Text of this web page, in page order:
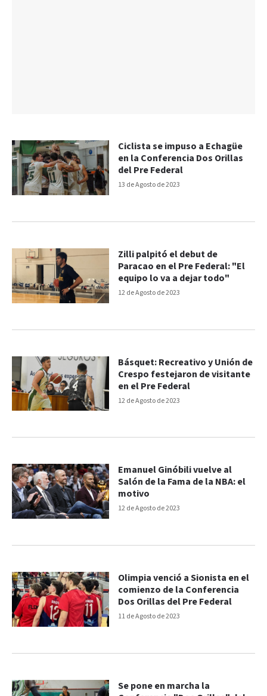
13 de Agosto de 2023
Ciclista se impuso a Echagüe
en la Conferencia Dos Orillas
del Pre Federal
12 de Agosto de 2023
Zilli palpitó el debut de
Paracao en el Pre Federal: "El
equipo lo va a dejar todo"
12 de Agosto de 2023
Básquet: Recreativo y Unión de
Crespo festejaron de visitante
en el Pre Federal
12 de Agosto de 2023
Emanuel Ginóbili vuelve al
Salón de la Fama de la NBA: el
motivo
11 de Agosto de 2023
Olimpia venció a Sionista en el
comienzo de la Conferencia
Dos Orillas del Pre Federal
Se pone en marcha la